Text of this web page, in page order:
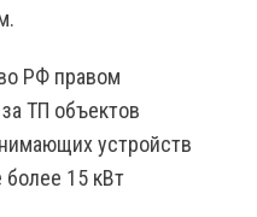
РФ правом
ТП объектов
устройств
15 кВт